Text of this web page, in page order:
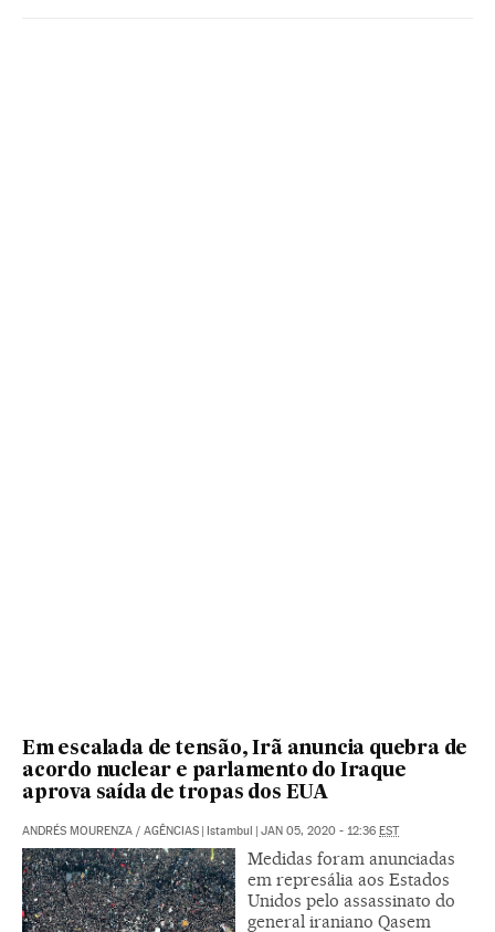
Em escalada de tensão, Irã anuncia quebra de
acordo nuclear e parlamento do Iraque
aprova saída de tropas dos EUA
ANDRÉS MOURENZA / AGÊNCIAS | Istambul | JAN 05, 2020 - 12:36 EST
Medidas foram anunciadas
em represália aos Estados
Unidos pelo assassinato do
general iraniano Qasem